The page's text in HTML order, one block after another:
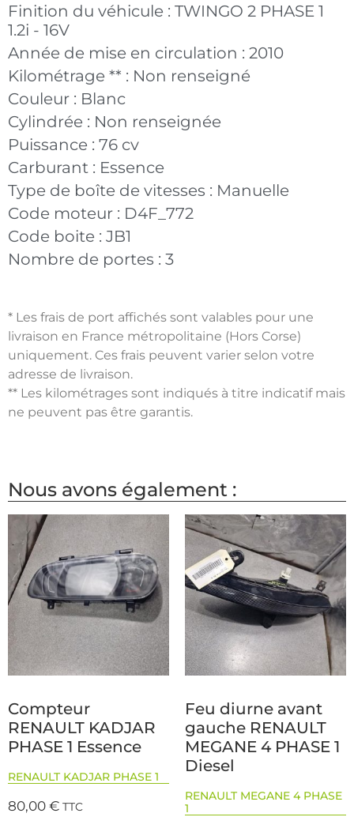
Finition du véhicule : TWINGO 2 PHASE 1
1.2i - 16V
Année de mise en circulation : 2010
Kilométrage ** : Non renseigné
Couleur : Blanc
Cylindrée : Non renseignée
Puissance : 76 cv
Carburant : Essence
Type de boîte de vitesses : Manuelle
Code moteur : D4F_772
Code boite : JB1
Nombre de portes : 3
* Les frais de port affichés sont valables pour une
livraison en France métropolitaine (Hors Corse)
uniquement. Ces frais peuvent varier selon votre
adresse de livraison.
** Les kilométrages sont indiqués à titre indicatif mais
ne peuvent pas être garantis.
Nous avons également :
Compteur
RENAULT KADJAR
PHASE 1 Essence
RENAULT KADJAR PHASE 1
80,00€ TTC
Feu diurne avant
gauche RENAULT
MEGANE 4 PHASE 1
Diesel
RENAULT MEGANE 4 PHASE
1